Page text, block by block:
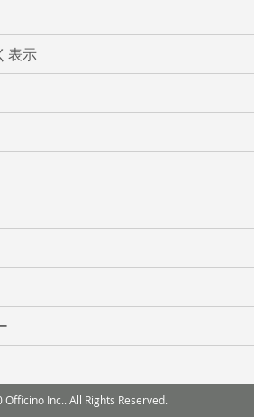
表示
Inc.. All Rights Reserved.